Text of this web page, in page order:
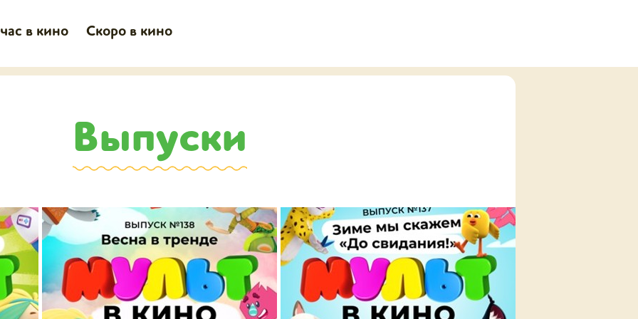
в кино Скоро в кино
Выпуски